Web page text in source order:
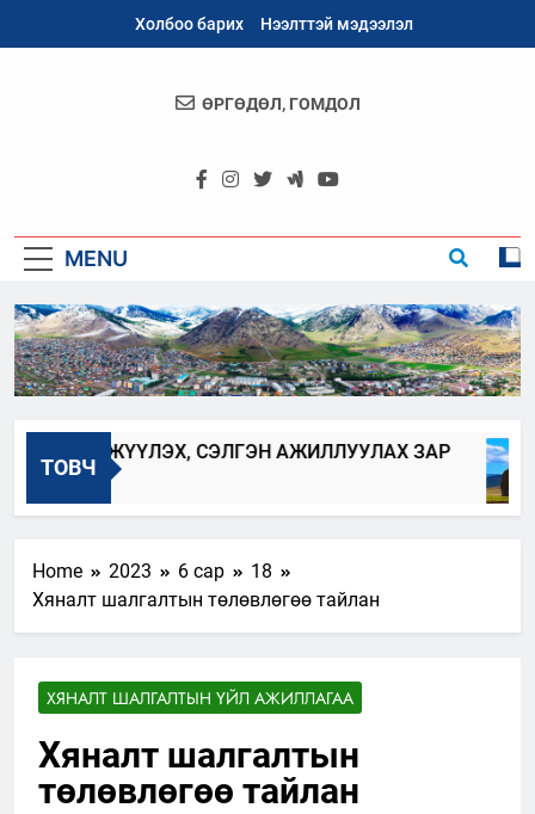
Холбоо барих Нээлттэй мэдээлэл
Архангай
ӨРГӨДӨЛ, ГОМДОЛ
MENU
ТОВЧ
ШИЛЖҮҮЛЭХ, СЭЛГЭН АЖИЛЛУУЛАХ ЗАР
Home 2023 6 сар
18
Хяналт шалгалтын төлөвлөгөө тайлан
ХЯНАЛТ ШАЛГАЛТЫН ҮЙЛ АЖИЛЛАГАА
Хяналт шалгалтын
төлөвлөгөө тайлан